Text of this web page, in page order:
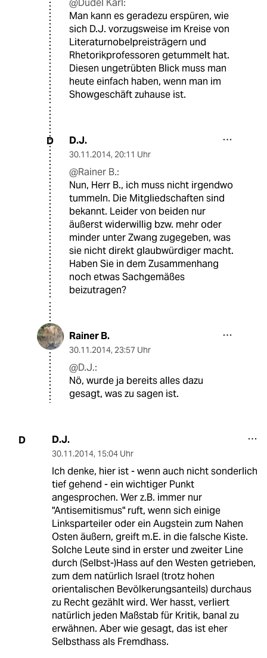
@Dudel Karl:
Man kann es geradezu erspüren, wie
sich D.J. vorzugsweise im Kreise von
Literaturnobelpreisträgern und
Rhetorikprofessoren getummelt hat.
Diesen ungetrübten Blick muss man
heute einfach haben, wenn man im
Showgeschäft zuhause ist.
D D.J.
30.11.2014, 20:11 Uhr
@Rainer B.:
Nun, Herr B., ich muss nicht irgendwo
tummeln. Die Mitgliedschaften sind
bekannt. Leider von beiden nur
äußerst widerwillig bzw. mehr oder
minder unter Zwang zugegeben, was
sie nicht direkt glaubwürdiger macht.
Haben Sie in dem Zusammenhang
noch etwas Sachgemäßes
beizutragen?
Rainer B.
30.11.2014, 23:57 Uhr
@D.J.:
Nö, wurde ja bereits alles dazu
gesagt, was zu sagen ist.
D D.J.
30.11.2014, 15:04 Uhr
Ich denke, hier ist - wenn auch nicht sonderlich
tief gehend - ein wichtiger Punkt
angesprochen. Wer z.B. immer nur
"Antisemitismus" ruft, wenn sich einige
Linksparteiler oder ein Augstein zum Nahen
Osten äußern, greift m.E. in die falsche Kiste.
Solche Leute sind in erster und zweiter Line
durch (Selbst-)Hass auf den Westen getrieben,
zum dem natürlich Israel (trotz hohen
orientalischen Bevölkerungsanteils) durchaus
zu Recht gezählt wird. Wer hasst, verliert
natürlich jeden Maßstab für Kritik, banal zu
erwähnen. Aber wie gesagt, das ist eher
Selbsthass als Fremdhass.